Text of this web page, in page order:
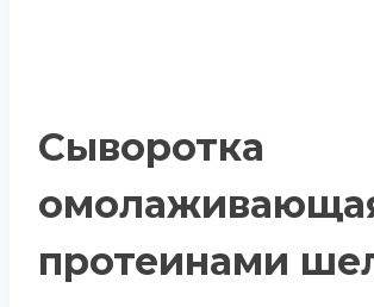
Сыворотка
протеинами